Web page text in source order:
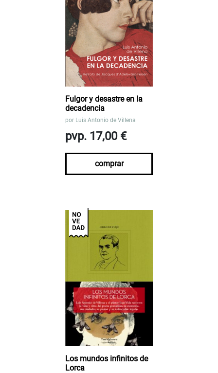
Fulgor y desastre en la
decadencia
por Luis Antonio de Villena
pvp. 17,00 €
comprar
Los mundos infinitos de
Lorca